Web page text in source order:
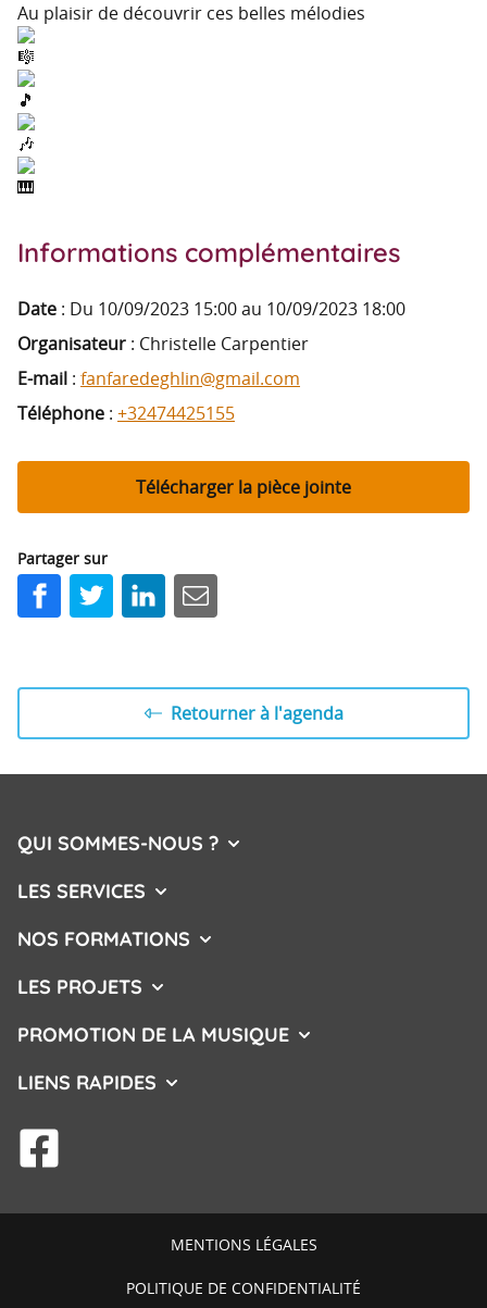
Au plaisir de découvrir ces belles mélodies
Informations complémentaires
Date : Du 10/09/2023 15:00 au 10/09/2023 18:00
Organisateur : Christelle Carpentier
E-mail : fanfaredeghlin@gmail.com
Téléphone : +32474425155
Télécharger la pièce jointe
Partager sur
FacebookTwitterLinkedInE-mail
Retourner à l'agenda
QUI SOMMES-NOUS ? AFFICHER/MASQUER LE MENU
LES SERVICES AFFICHER/MASQUER LE MENU
NOS FORMATIONS AFFICHER/MASQUER LE MENU
LES PROJETS AFFICHER/MASQUER LE MENU
PROMOTION DE LA MUSIQUE AFFICHER/MASQUER
LIENS RAPIDES AFFICHER/MASQUER LE MENU
MENTIONS LÉGALES
POLITIQUE DE CONFIDENTIALITÉ